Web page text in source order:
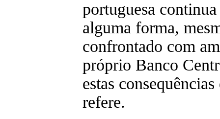
portuguesa
alguma forma,
confrontado com
próprio Banco
estas
refere.